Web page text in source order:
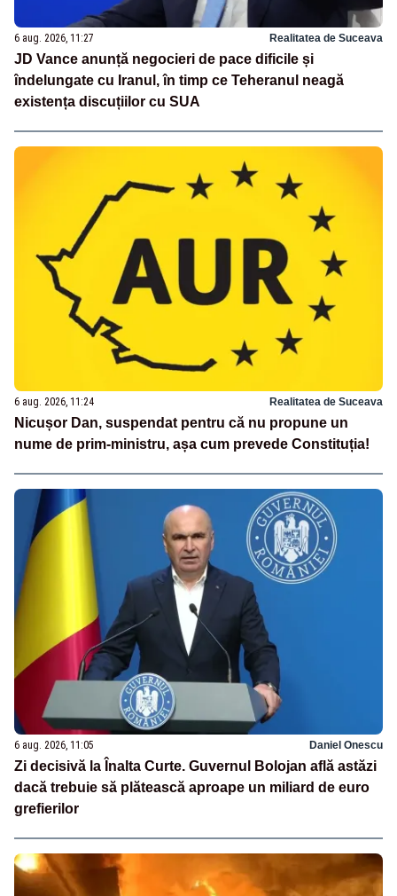
6 aug. 2026, 11:27 Realitatea de Suceava
JD Vance anunță negocieri de pace dificile și
îndelungate cu Iranul, în timp ce Teheranul neagă
existența discuțiilor cu SUA
6 aug. 2026, 11:24 Realitatea de Suceava
Nicușor Dan, suspendat pentru că nu propune un
nume de prim-ministru, așa cum prevede Constituția!
6 aug. 2026, 11:05 Daniel Onescu
Zi decisivă la Înalta Curte. Guvernul Bolojan află astăzi
dacă trebuie să plătească aproape un miliard de euro
grefierilor